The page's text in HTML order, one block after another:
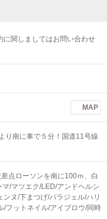
関しましてはお問い合わせ
MAP
り南に車で５分！国道11号線
点ローソンを南に100ｍ、白
/マツエク/LED/アンドヘルシ
ヌ/下まつげ/パラジェル/ハリ
/フットネイル/アイブロウ/同時